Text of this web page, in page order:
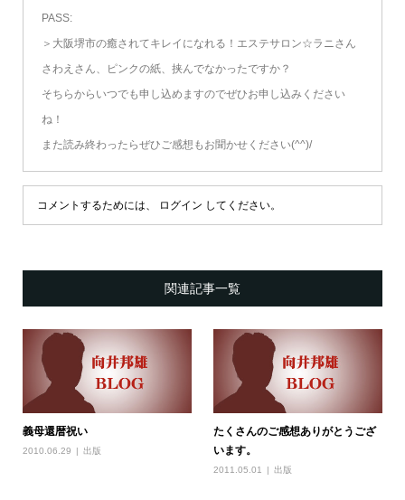
PASS:
＞大阪堺市の癒されてキレイになれる！エステサロン☆ラニさん
さわえさん、ピンクの紙、挟んでなかったですか？
そちらからいつでも申し込めますのでぜひお申し込みください
ね！
また読み終わったらぜひご感想もお聞かせください(^^)/
コメントするためには、 ログイン してください。
関連記事一覧
義母還暦祝い
2010.06.29 出版
たくさんのご感想ありがとうござ
います。
2011.05.01 出版